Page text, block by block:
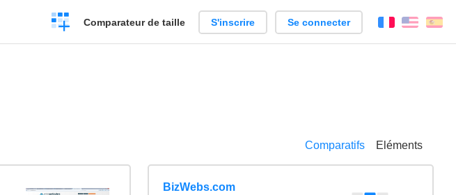
Créer
un
Comparateur de taille S'inscrire Se connecter FrançaisEnglish
Comparatifs Eléments
BizWebs.com